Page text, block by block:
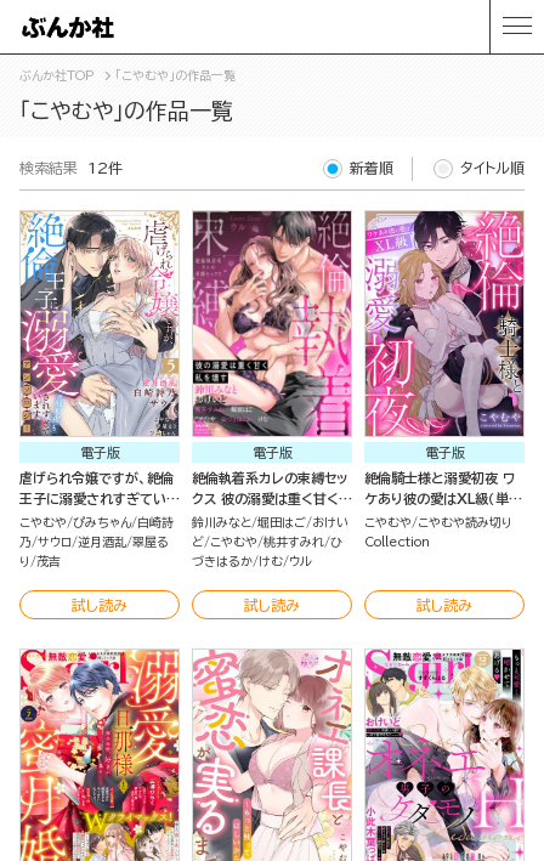
ぶんか社TOP 「こやむや」の作品一覧
「こやむや」の作品一覧
検索結果 12件 新着順 タイトル順
電子版
虐げられ令嬢ですが、絶倫
王子に溺愛されすぎていま
す!?（※昼も夜も）アンソ
ロジー （5）
こやむや ぴみちゃん 白崎詩
乃 サウロ 逆月酒乱 翠屋る
り
茂吉
試し読み
電子版
絶倫執着系カレの束縛セッ
クス 彼の溺愛は重く甘く私
を壊す
鈴川みなと 堀田はご おけい
ど こやむや 桃井すみれ ひ
づきはるか
けむ ウル
試し読み
電子版
絶倫騎士様と溺愛初夜 ワ
ケあり彼の愛はXL級（単話
版）
こやむや
こやむや読み切り
Collection
試し読み